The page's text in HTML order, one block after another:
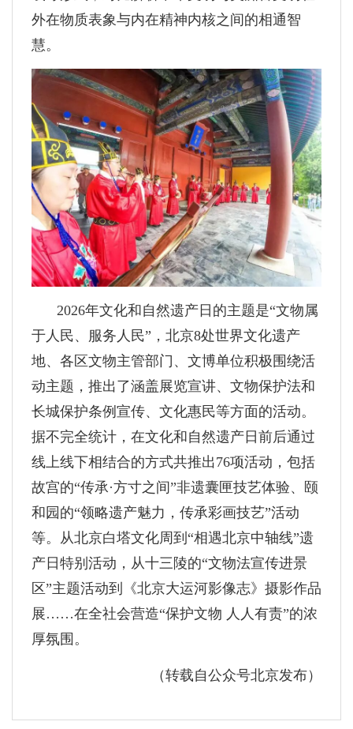
外在物质表象与内在精神内核之间的相通智
慧。
2026年文化和自然遗产日的主题是“文物属
于人民、服务人民”，北京8处世界文化遗产
地、各区文物主管部门、文博单位积极围绕活
动主题，推出了涵盖展览宣讲、文物保护法和
长城保护条例宣传、文化惠民等方面的活动。
据不完全统计，在文化和自然遗产日前后通过
线上线下相结合的方式共推出76项活动，包括
故宫的“传承·方寸之间”非遗囊匣技艺体验、颐
和园的“领略遗产魅力，传承彩画技艺”活动
等。从北京白塔文化周到“相遇北京中轴线”遗
产日特别活动，从十三陵的“文物法宣传进景
区”主题活动到《北京大运河影像志》摄影作品
展……在全社会营造“保护文物 人人有责”的浓
厚氛围。
（转载自公众号北京发布）